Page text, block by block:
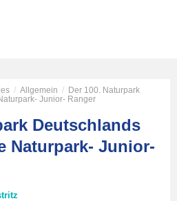
/ Allgemein / Der 100. Naturpark
Junior- Ranger
Deutschlands
Naturpark- Junior-